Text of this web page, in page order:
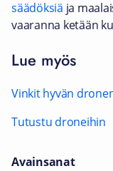
säädöksiä ja
vaaranna ketään
Lue myös
Vinkit hyvän
Tutustu droneihin
Avainsanat